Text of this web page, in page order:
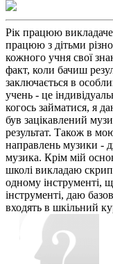
Рік працюю
працюю з дітьми
кожного учня свої
факт, коли бачиш
заключається в
учень - це
когось займатися, я
був зацікавлений
результат. Також в
направлень музики -
музика. Крім мій
школі викладаю
одному інструменті,
інструменті, даю
входять в шкільний